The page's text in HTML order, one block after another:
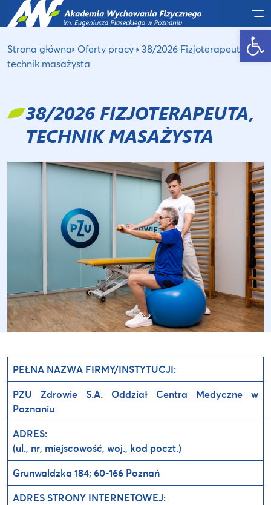
Otwórz pasek narzędzi
Strona główna Oferty pracy
38/2026 Fizjoterapeuta,
technik masażysta
38/2026 FIZJOTERAPEUTA,
TECHNIK MASAŻYSTA
PEŁNA NAZWA FIRMY/INSTYTUCJI:
PZU Zdrowie S.A. Oddział Centra Medyczne w
Poznaniu
ADRES:
(ul., nr, miejscowość, woj., kod poczt.)
Grunwaldzka 184; 60-166 Poznań
ADRES STRONY INTERNETOWEJ: